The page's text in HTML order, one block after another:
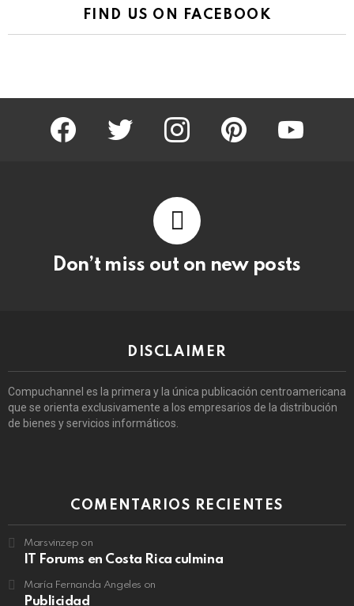
FIND US ON FACEBOOK
facebook twitter instagram pinterest youtube
Don’t miss out on new posts
DISCLAIMER
Compuchannel es la primera y la única publicación centroamericana
que se orienta exclusivamente a los empresarios de la distribución
de bienes y servicios informáticos.
COMENTARIOS RECIENTES
Marsvinzep on
IT Forums en Costa Rica culmina
María Fernanda Angeles on
Publicidad